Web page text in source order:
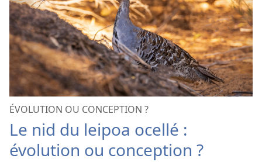
ÉVOLUTION OU CONCEPTION ?
Le nid du leipoa ocellé :
évolution ou conception ?